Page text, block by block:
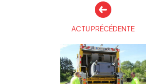
Autres
actualités
ACTU PRÉCÉDENTE